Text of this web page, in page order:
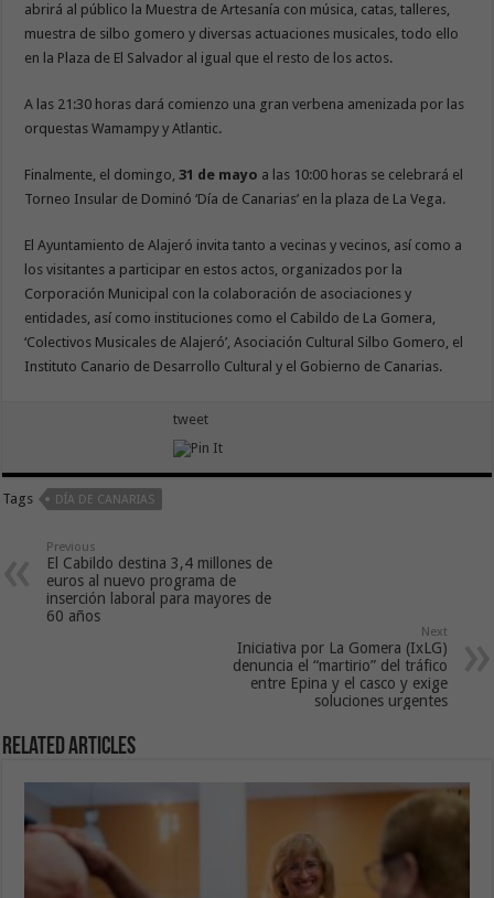
abrirá al público la Muestra de Artesanía con música, catas, talleres,
muestra de silbo gomero y diversas actuaciones musicales, todo ello
en la Plaza de El Salvador al igual que el resto de los actos.
A las 21:30 horas dará comienzo una gran verbena amenizada por las
orquestas Wamampy y Atlantic.
Finalmente, el domingo,31 de mayo a las 10:00 horas se celebrará el
Torneo Insular de Dominó ‘Día de Canarias’ en la plaza de La Vega.
El Ayuntamiento de Alajeró invita tanto a vecinas y vecinos, así como a
los visitantes a participar en estos actos, organizados por la
Corporación Municipal con la colaboración de asociaciones y
entidades, así como instituciones como el Cabildo de La Gomera,
‘Colectivos Musicales de Alajeró’, Asociación Cultural Silbo Gomero, el
Instituto Canario de Desarrollo Cultural y el Gobierno de Canarias.
tweet
Tags DÍA DE CANARIAS
Previous
El Cabildo destina 3,4 millones de
euros al nuevo programa de
inserción laboral para mayores de
60 años
Next
Iniciativa por La Gomera (IxLG)
denuncia el “martirio” del tráfico
entre Epina y el casco y exige
soluciones urgentes
Related Articles